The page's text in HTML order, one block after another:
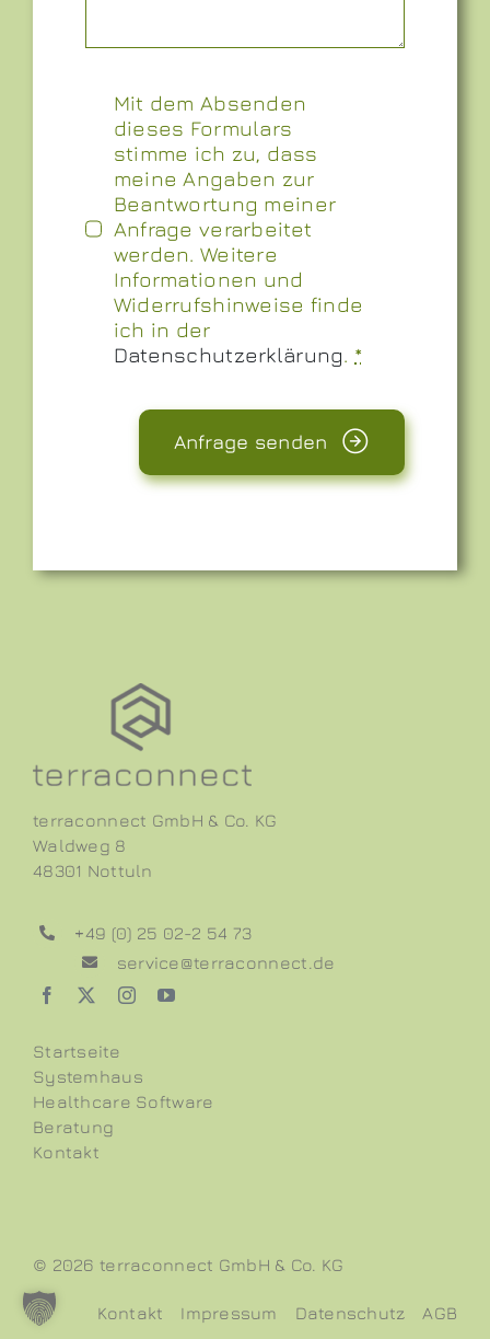
Mit dem Absenden
dieses Formulars
stimme ich zu, dass
meine Angaben zur
Beantwortung meiner
Anfrage verarbeitet
werden. Weitere
Informationen und
Widerrufshinweise finde
ich in der
Datenschutzerklärung. *
Anfrage senden
terraconnect GmbH & Co. KG
Waldweg 8
48301 Nottuln
+49 (0) 25 02-2 54 73
service@terraconnect.de
Startseite
Systemhaus
Healthcare Software
Beratung
Kontakt
© 2026 terraconnect GmbH & Co. KG
Kontakt Impressum Datenschutz AGB